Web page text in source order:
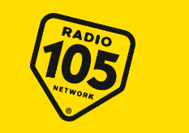
Radio 105